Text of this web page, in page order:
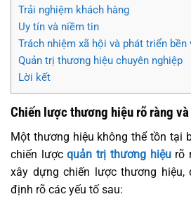
Trải nghiệm khách hàng
Uy tín và niềm tin
Trách nhiệm xã hội và phát triển bền
Quản trị thương hiệu chuyên nghiệp
Lời kết
Chiến lược thương hiệu rõ ràng
Một thương hiệu không thể tồn tại
chiến lược quản trị thương hiệurõ
xây dựng chiến lược thương hiệu,
định rõ các yếu tố sau: